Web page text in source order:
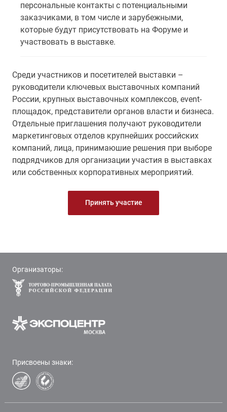
персональные контакты с потенциальными
заказчиками, в том числе и зарубежными,
которые будут присутствовать на Форуме и
участвовать в выставке.
Среди участников и посетителей выставки –
руководители ключевых выставочных компаний
России, крупных выставочных комплексов, event-
площадок, представители органов власти и бизнеса.
Отдельные приглашения получают руководители
маркетинговых отделов крупнейших российских
компаний, лица, принимаюшие решения при выборе
подрядчиков для организации участия в выставках
или собственных корпоративных мероприятий.
Принять участие
Организаторы:
Присвоены знаки: